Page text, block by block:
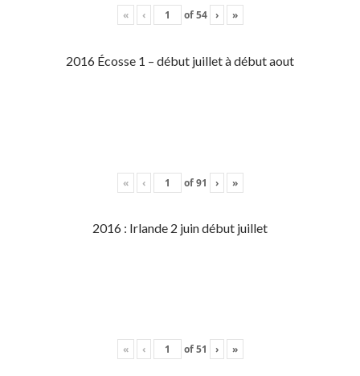
« ‹ of54 › »
2016 Écosse 1 – début juillet à début aout
« ‹ of91 › »
2016 : Irlande 2 juin début juillet
« ‹ of51 › »